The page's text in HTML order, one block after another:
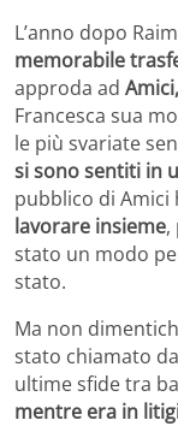
L’anno dopo
memorabile
approda ad Amici,
Francesca sua
le più svariate
si sono sentiti in
pubblico di Amici
lavorare insieme,
stato un modo
stato.
Ma non
stato chiamato
ultime sfide tra
mentre era in